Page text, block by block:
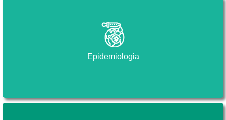
Epidemiologia
Epidemiologia